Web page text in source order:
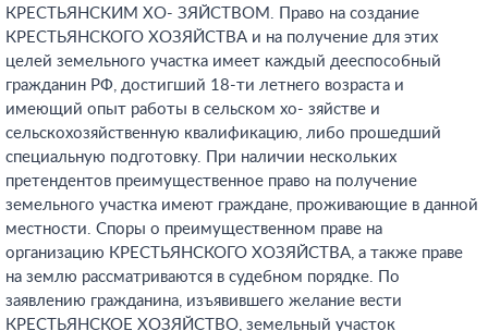
КРЕСТЬЯНСКИМ ХО- ЗЯЙСТВОМ. Право на создание
КРЕСТЬЯНСКОГО ХОЗЯЙСТВА и на получение для этих
целей земельного участка имеет каждый дееспособный
гражданин РФ, достигший 18-ти летнего возраста и
имеющий опыт работы в сельском хо- зяйстве и
сельскохозяйственную квалификацию, либо прошедший
специальную подготовку. При наличии нескольких
претендентов преимущественное право на получение
земельного участка имеют граждане, проживающие в данной
местности. Споры о преимущественном праве на
организацию КРЕСТЬЯНСКОГО ХОЗЯЙСТВА, а также праве
на землю рассматриваются в судебном порядке. По
заявлению гражданина, изъявившего желание вести
КРЕСТЬЯНСКОЕ ХОЗЯЙСТВО, земельный участок